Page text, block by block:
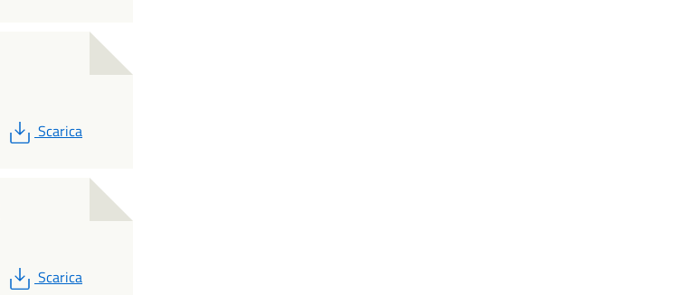
PDF
Scarica
PDF
Scarica